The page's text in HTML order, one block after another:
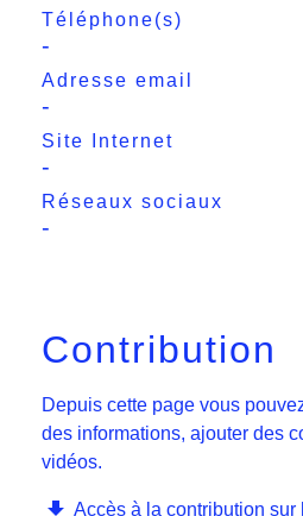
Téléphone(s)
-
Adresse email
-
Site Internet
-
Réseaux sociaux
-
Contribution
Depuis cette page vous
des informations, ajouter des
vidéos.
Accès à la contribution sur